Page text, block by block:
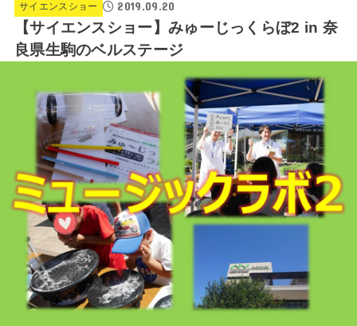
サイエンスショー 2019.09.20
【サイエンスショー】みゅーじっくらぼ2 in 奈
良県生駒のベルステージ